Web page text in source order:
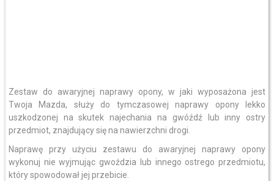
Zestaw do awaryjnej naprawy opony, w jaki wyposażona jest
Twoja Mazda, służy do tymczasowej naprawy opony lekko
uszkodzonej na skutek najechania na gwóźdź lub inny ostry
przedmiot, znajdujący się na nawierzchni drogi.
Naprawę przy użyciu zestawu do awaryjnej naprawy opony
wykonuj nie wyjmując gwoździa lub innego ostrego przedmiotu,
który spowodował jej przebicie.